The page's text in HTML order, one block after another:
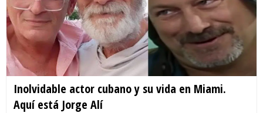
Inolvidable actor cubano y su vida en Miami.
Aquí está Jorge Alí